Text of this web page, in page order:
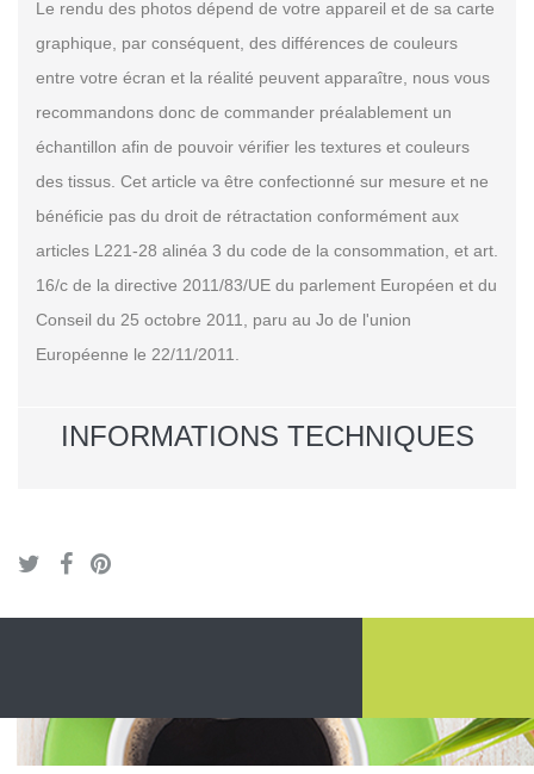
Le rendu des photos dépend de votre appareil et de sa carte
graphique, par conséquent, des différences de couleurs
entre votre écran et la réalité peuvent apparaître, nous vous
recommandons donc de commander préalablement un
échantillon afin de pouvoir vérifier les textures et couleurs
des tissus. Cet article va être confectionné sur mesure et ne
bénéficie pas du droit de rétractation conformément aux
articles L221-28 alinéa 3 du code de la consommation, et art.
16/c de la directive 2011/83/UE du parlement Européen et du
Conseil du 25 octobre 2011, paru au Jo de l'union
Européenne le 22/11/2011.
INFORMATIONS TECHNIQUES